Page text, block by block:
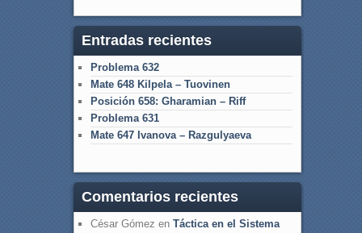
Entradas recientes
Problema 632
Mate 648 Kilpela – Tuovinen
Posición 658: Gharamian – Riff
Problema 631
Mate 647 Ivanova – Razgulyaeva
Comentarios recientes
César Gómez en Táctica en el Sistema